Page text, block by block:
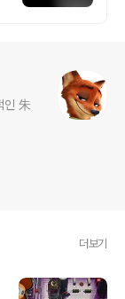
인 朱
더보기